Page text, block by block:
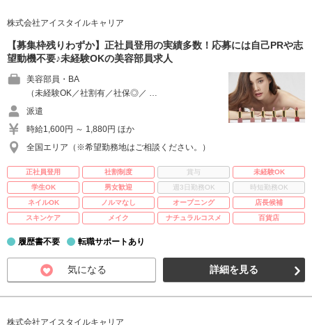
株式会社アイスタイルキャリア
【募集枠残りわずか】正社員登用の実績多数！応募には自己PRや志
望動機不要♪未経験OKの美容部員求人
美容部員・BA
（未経験OK／社割有／社保◎／ …
派遣
時給1,600円 ～ 1,880円 ほか
全国エリア（※希望勤務地はご相談ください。）
正社員登用 社割制度 賞与
未経験OK
学生OK
男女歓迎 週3日勤務OK
時短勤務OK
ネイルOK
ノルマなし オープニング
店長候補
スキンケア
メイク ナチュラルコスメ 百貨店
履歴書不要 転職サポートあり
気になる 詳細を見る
株式会社アイスタイルキャリア